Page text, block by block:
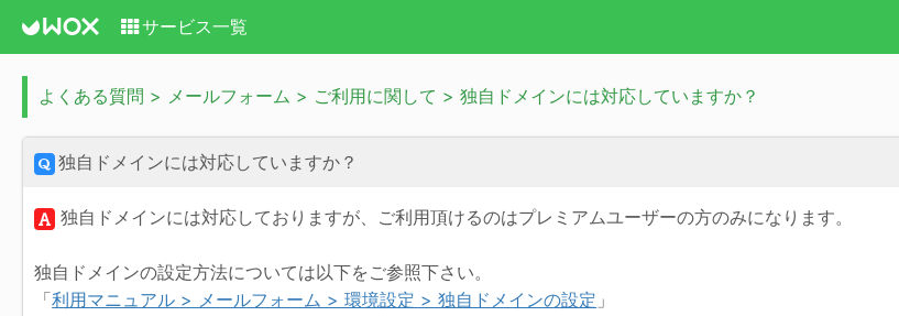
サービス一覧
よくある質問 > メールフォーム > ご利用に関して > 独自ドメインには対応していますか？
独自ドメインには対応していますか？
独自ドメインには対応しておりますが、ご利用頂けるのはプレミアムユーザーの方のみになります。
独自ドメインの設定方法については以下をご参照下さい。
「利用マニュアル > メールフォーム > 環境設定 > 独自ドメインの設定 」